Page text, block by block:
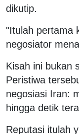
dikutip.
"Itulah pertama
negosiator
Kisah ini bukan
Peristiwa
negosiasi Iran:
hingga detik
Reputasi itulah